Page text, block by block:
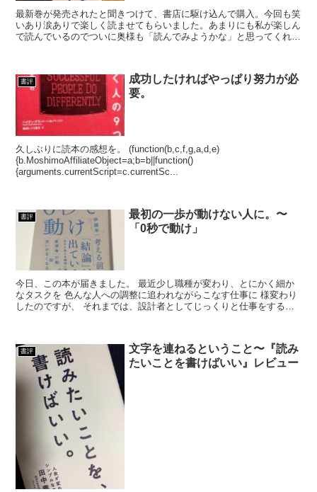
最新巻が発売されたと聞きつけて、書店に駆け込んで購入。今回も笑
いあり涙ありで楽しく読ませてもらいました。あまりにも私が楽しん
で読んでいるのでついに奥様も「読んでみようかな」と思ってくれた
書評
成功したければやっぱり努力が必
要。
久しぶりに読本の感想を。 (function(b,c,f,g,a,d,e)
{b.MoshimoAffiliateObject=a;b=b||function()
{arguments.currentScript=c.currentSc...
書評
最初の一歩が動けない人に。〜
「0秒で動け」
今日、この本が届きました。 最近少し職種が変わり、とにかく細か
なタスクを 色んな人への調整に追われながらこなす仕事に 様変わり
したのですが、 それまでは、設計者としてじっくりと仕事をするこ
書評
文字を連ねるということ〜『読み
たいことを書けばいい』レビュー